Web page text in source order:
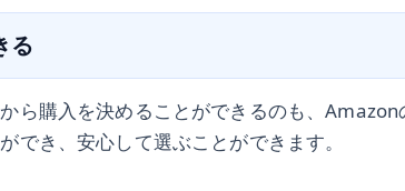
る
ら購入を決めることができるのも、
でき、安心して選ぶことができます。